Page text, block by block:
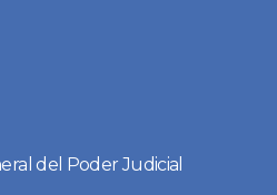
del Poder Judicial